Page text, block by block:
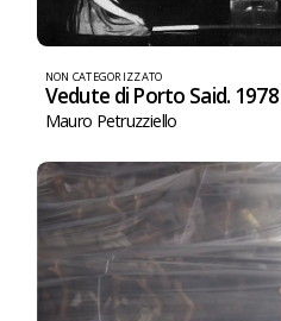
NON CATEGORIZZATO
Vedute di Porto Said. 1978
Mauro Petruzziello